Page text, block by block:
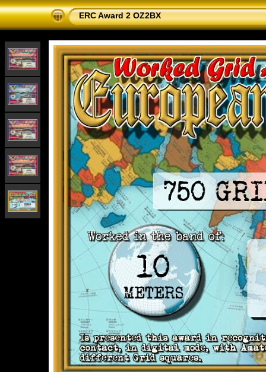
ERC Award 2 OZ2BX